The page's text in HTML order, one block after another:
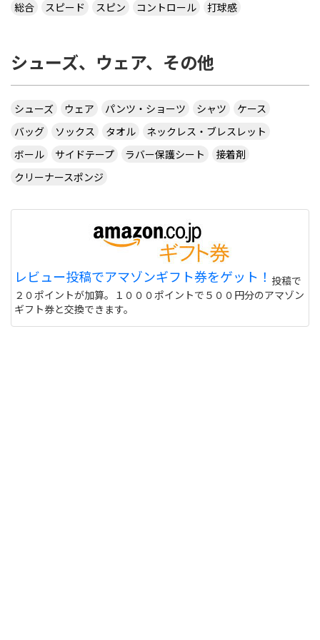
総合
スピード スピン コントロール 打球感
シューズ、ウェア、その他
シューズ ウェア パンツ・ショーツ シャツ
ケース
バッグ
ソックス タオル
ネックレス・ブレスレット
ボール
サイドテープ ラバー保護シート
接着剤
クリーナースポンジ
レビュー投稿でアマゾンギフト券をゲット！ 投稿で
２０ポイントが加算。１０００ポイントで５００円分のアマゾン
ギフト券と交換できます。